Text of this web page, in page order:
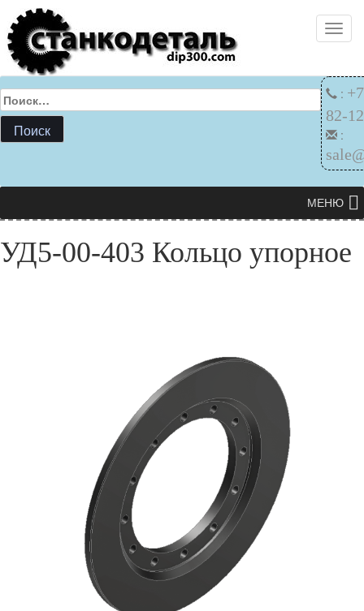
Skip
to
content
Найти: :
82-12
:
МЕНЮ
УД5-00-403 Кольцо упорное